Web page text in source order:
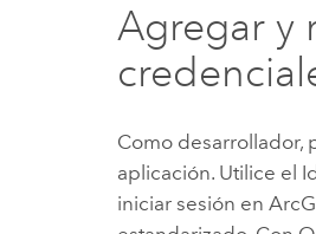
Agregar y
Como desarrollador,
aplicación. Utilice el
iniciar sesión en